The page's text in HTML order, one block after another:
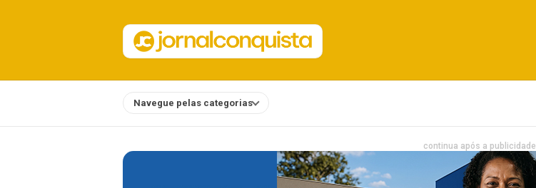
Navegue pelas categorias
continua após a publicidade